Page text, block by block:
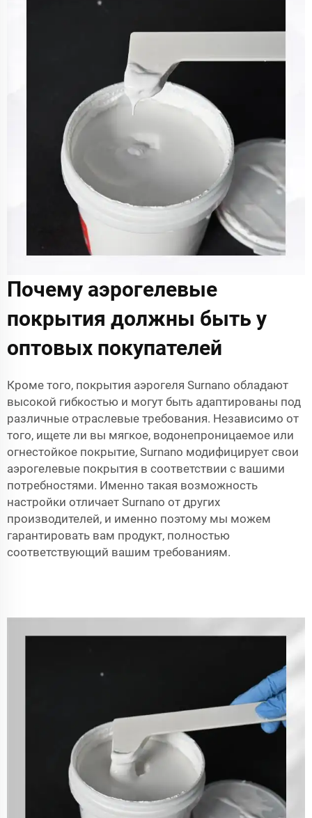
Почему аэрогелевые
покрытия должны быть у
оптовых покупателей
Кроме того, покрытия аэрогеля Surnano обладают
высокой гибкостью и могут быть адаптированы под
различные отраслевые требования. Независимо от
того, ищете ли вы мягкое, водонепроницаемое или
огнестойкое покрытие, Surnano модифицирует свои
аэрогелевые покрытия в соответствии с вашими
потребностями. Именно такая возможность
настройки отличает Surnano от других
производителей, и именно поэтому мы можем
гарантировать вам продукт, полностью
соответствующий вашим требованиям.